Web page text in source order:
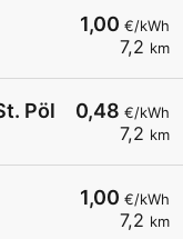
1,00 €/kWh
7,2 km
0,48 €/kWh
7,2 km
Pölten WKNÖ -
1,00 €/kWh
7,2 km